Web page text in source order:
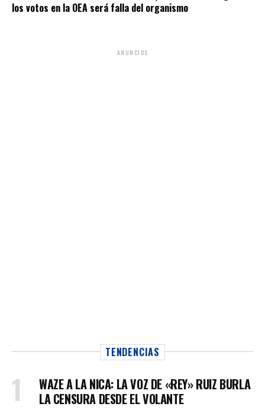
los votos en la OEA será falla del organismo
ANUNCIOS
TENDENCIAS
WAZE A LA NICA: LA VOZ DE «REY» RUIZ BURLA
LA CENSURA DESDE EL VOLANTE